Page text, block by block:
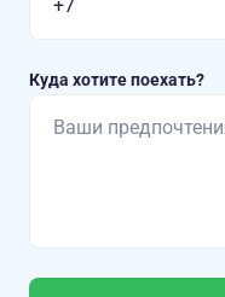
Куда хотите поехать?